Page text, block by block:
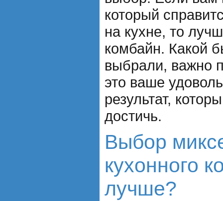
который
на кухне, то
комбайн. Какой
выбрали, важно
это ваше
результат,
достичь.
Выбор
кухонного
лучше?